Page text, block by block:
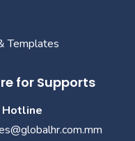
Templates
for Supports